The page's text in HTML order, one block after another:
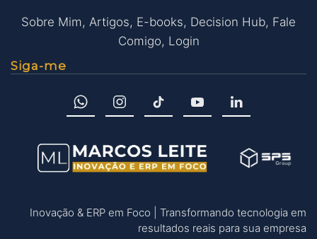
Sobre Mim, Artigos, E-books, Decision Hub, Fale
Comigo, Login
Siga-me
Inovação & ERP em Foco | Transformando tecnologia em
resultados reais para sua empresa